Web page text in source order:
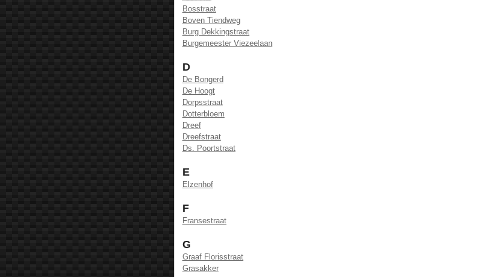
Bosstraat
Boven Tiendweg
Burg Dekkingstraat
Burgemeester Viezeelaan
D
De Bongerd
De Hoogt
Dorpsstraat
Dotterbloem
Dreef
Dreefstraat
Ds. Poortstraat
E
Elzenhof
F
Fransestraat
G
Graaf Florisstraat
Grasakker